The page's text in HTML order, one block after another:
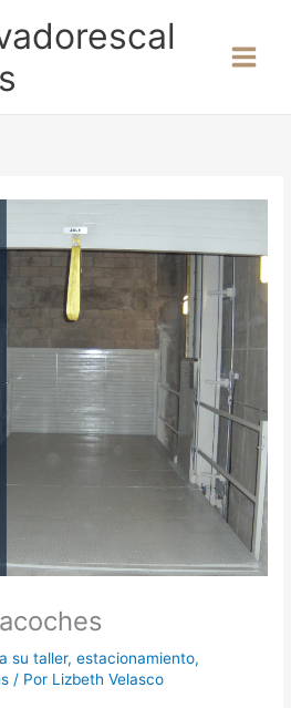
su taller,estacionamiento,
/ Por Lizbeth Velasco